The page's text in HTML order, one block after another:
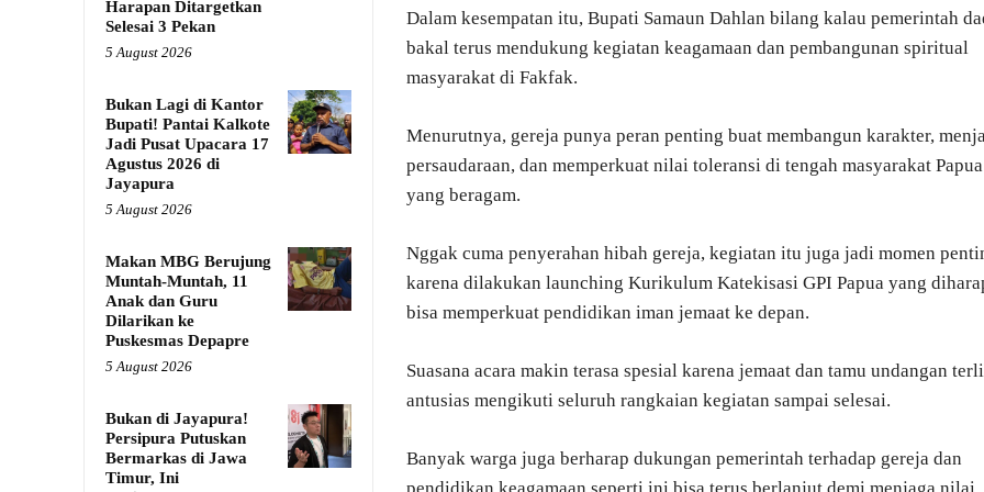
Harapan Ditargetkan
Selesai 3 Pekan
5 August 2026
Bukan Lagi di Kantor
Bupati! Pantai Kalkote
Jadi Pusat Upacara 17
Agustus 2026 di
Jayapura
5 August 2026
Makan MBG Berujung
Muntah-Muntah, 11
Anak dan Guru
Dilarikan ke
Puskesmas Depapre
5 August 2026
Bukan di Jayapura!
Persipura Putuskan
Bermarkas di Jawa
Timur, Ini
Dalam kesempatan itu, Bupati Samaun Dahlan bilang kalau pemerintah
bakal terus mendukung kegiatan keagamaan dan pembangunan spiritual
masyarakat di Fakfak.
Menurutnya, gereja punya peran penting buat membangun karakter,
persaudaraan, dan memperkuat nilai toleransi di tengah masyarakat Papua
yang beragam.
Nggak cuma penyerahan hibah gereja, kegiatan itu juga jadi momen
karena dilakukan launching Kurikulum Katekisasi GPI Papua yang
bisa memperkuat pendidikan iman jemaat ke depan.
Suasana acara makin terasa spesial karena jemaat dan tamu undangan
antusias mengikuti seluruh rangkaian kegiatan sampai selesai.
Banyak warga juga berharap dukungan pemerintah terhadap gereja dan